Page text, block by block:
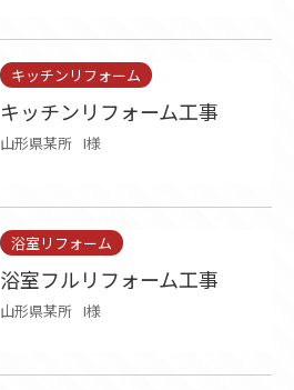
キッチンリフォーム
キッチンリフォーム工事
山形県某所 I様
浴室リフォーム
浴室フルリフォーム工事
山形県某所 I様